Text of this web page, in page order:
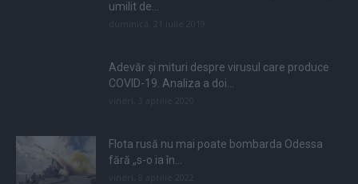
umilit de...
Adevăr și mituri despre virusul care produce
COVID-19. Analiza a doi...
Flota rusă nu mai poate bombarda Odessa
fără „s-o ia în...